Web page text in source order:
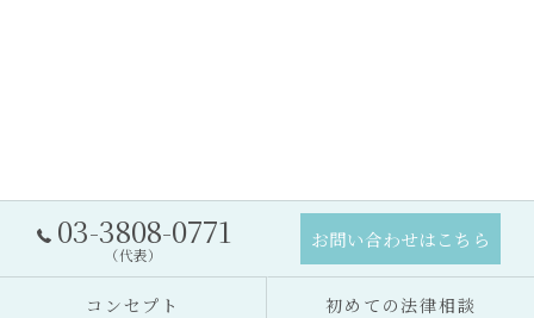
03-3808-0771
（代表）
お問い合わせはこちら
コンセプト 初めての法律相談